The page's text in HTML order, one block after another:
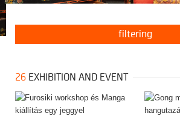
filtering
26 EXHIBITION AND EVENT